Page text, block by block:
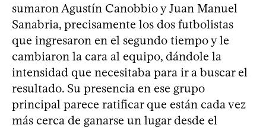
sumaron Agustín Canobbio y Juan Manuel
Sanabria, precisamente los dos futbolistas
que ingresaron en el segundo tiempo y le
cambiaron la cara al equipo, dándole la
intensidad que necesitaba para ir a buscar el
resultado. Su presencia en ese grupo
principal parece ratificar que están cada vez
más cerca de ganarse un lugar desde el